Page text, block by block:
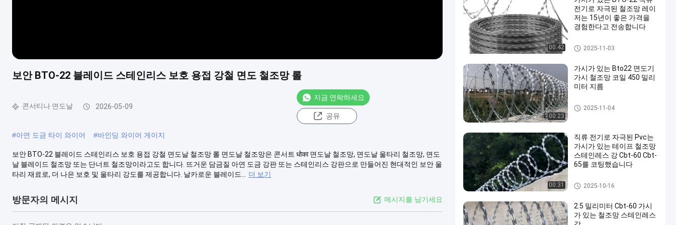
보안 BTO-22 블레이드 스테인리스 보호 용접 강철 면도 철조망 롤
콘서티나 면도날 2026-05-09
지금 연락하세요
공유
#아연 도금 타이 와이어 #바인딩 와이어 게이지
보안 BTO-22 블레이드 스테인리스 보호 용접 강철 면도날 철조망 롤 면도날 철조망은 콘서트 धोका 면도날 철조망, 면도날 울타리 철조망, 면도
날 블레이드 철조망 또는 단너트 철조망이라고도 합니다. 뜨거운 담금질 아연 도금 강판 또는 스테인리스 강판으로 만들어진 현대적인 보안 울
타리 재료로, 더 나은 보호 및 울타리 강도를 제공합니다. 날카로운 블레이드...
더 보기
방문자의 메시지 메시지를 남기세요
00:42
전기로 자극된 철조망 레이
저는 15년이 좋은 가격을
경험한다고 전송합니다
콘서티나 면도날
2025-11-03
00:23
가시가 있는 Bto22 면도기
가시 철조망 코일 450 밀리
미터 지름
콘서티나 면도날
2025-11-04
00:31
직류 전기로 자극된 Pvc는
가시가 있는 테이프 철조망
스테인레스 강 Cbt-60 Cbt-
65를 코팅했습니다
콘서티나 면도날
2025-10-16
2.5 밀리미터 Cbt-60 가시
가 있는 철조망 스테인레스